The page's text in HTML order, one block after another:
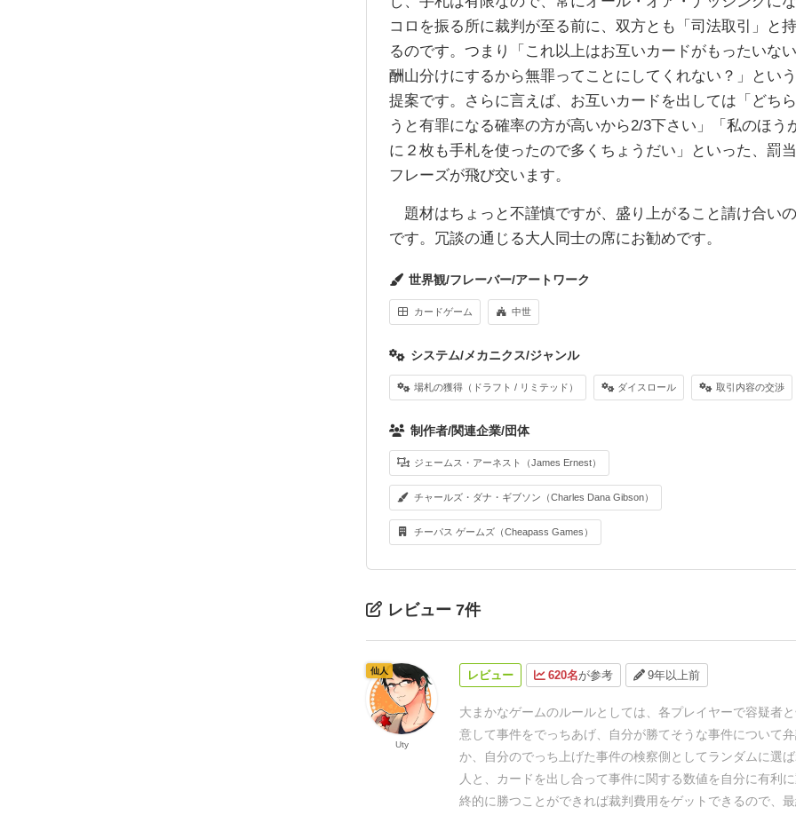
コロを振る所に裁判が至る前に、双方とも「司法取引」と
るのです。つまり「これ以上はお互いカードがもったいな
酬山分けにするから無罪ってことにしてくれない？」とい
提案です。さらに言えば、お互いカードを出しては「どち
うと有罪になる確率の方が高いから2/3下さい」「私のほう
に２枚も手札を使ったので多くちょうだい」といった、罰
フレーズが飛び交います。
題材はちょっと不謹慎ですが、盛り上がること請け合い
です。冗談の通じる大人同士の席にお勧めです。
世界観/フレーバー/アートワーク
カードゲーム 中世
システム/メカニクス/ジャンル
場札の獲得（ドラフト / リミテッド） ダイスロール 取引内容の交渉
制作者/関連企業/団体
ジェームス・アーネスト（James Ernest）
チャールズ・ダナ・ギブソン（Charles Dana Gibson）
チーパス ゲームズ（Cheapass Games）
レビュー 7件
レビュー 620名が参考 9年以上前
大まかなゲームのルールとしては、各プレイヤーで容疑者
意して事件をでっちあげ、
自分が勝てそうな事件について
か、自分のでっち上げた事件の検察側としてランダムに選
人と、カードを出し合って事件に関する数値を自分に有利
終的に勝つことができれば裁判費用をゲットできるので、
仙人
Uty